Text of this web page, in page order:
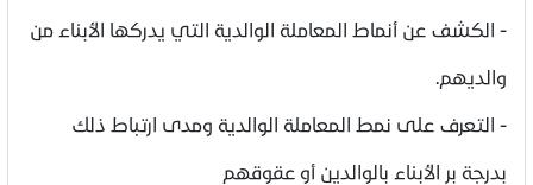
- الكشف عن أنماط المعاملة الوالدية التي يدركها الأبناء من
والديهم.
- التعرف على نمط المعاملة الوالدية ومدى ارتباط ذلك
بدرجة بر الأبناء بالوالدين أو عقوقهم